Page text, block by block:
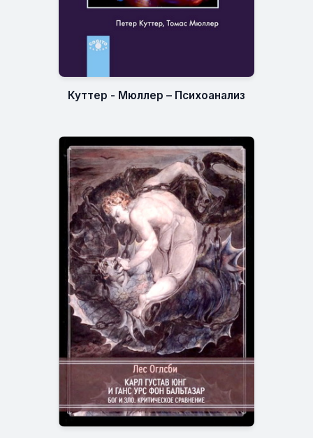
Куттер - Мюллер – Психоанализ